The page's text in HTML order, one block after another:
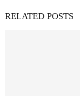
RELATED POSTS